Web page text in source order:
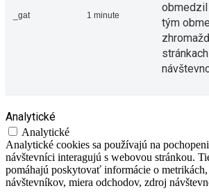
_gat 1 minute
tým
Analytické
Analytické
Analytické cookies sa používajú na
návštevníci interagujú s webovou stránkou.
pomáhajú poskytovať informácie o
návštevníkov, miera odchodov, zdroj